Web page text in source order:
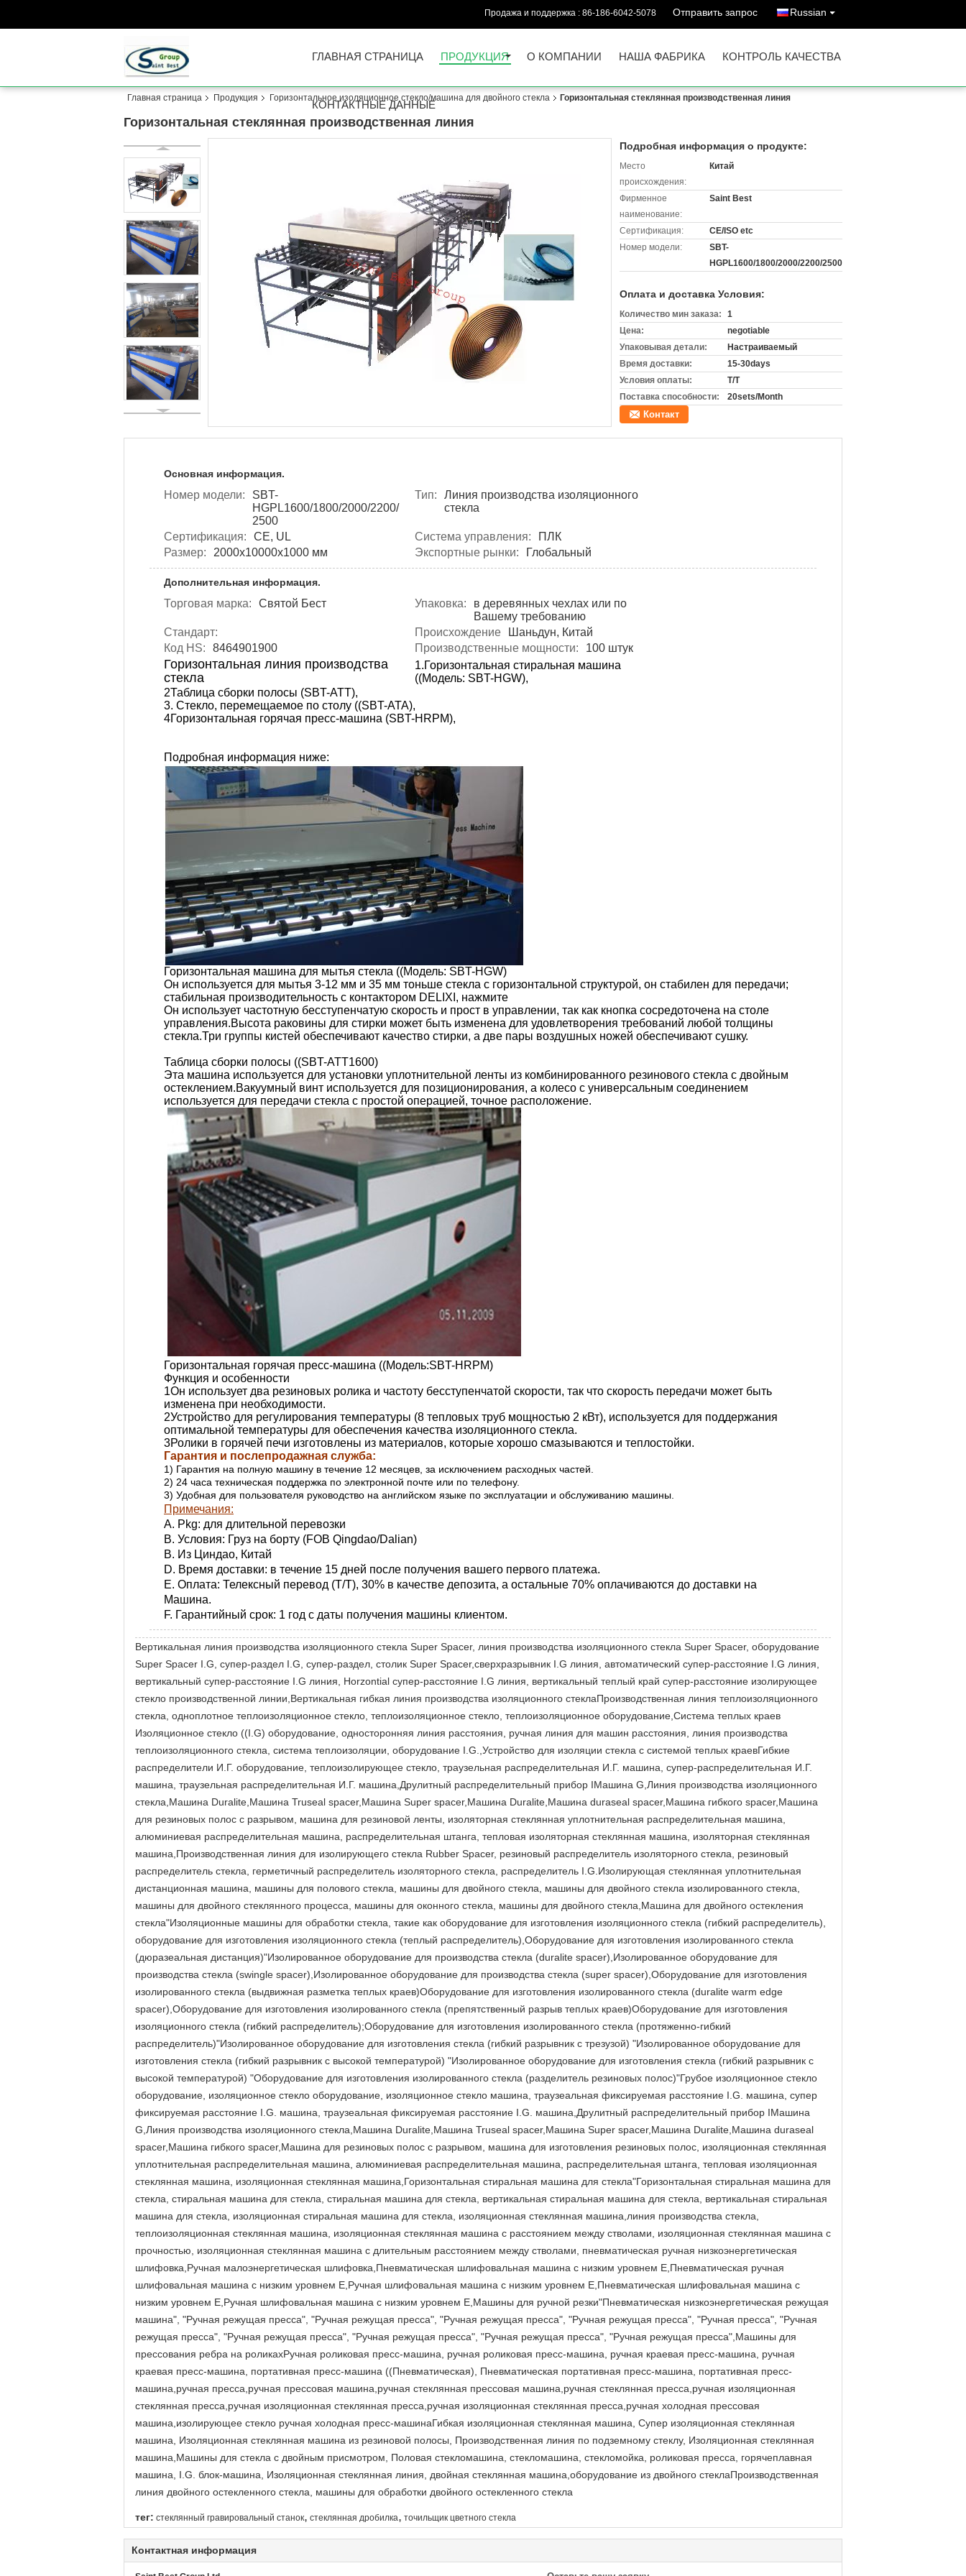
Продажа и поддержка : 86-186-6042-5078 Отправить запрос Russian
ГЛАВНАЯ СТРАНИЦА ПРОДУКЦИЯ О КОМПАНИИ НАША ФАБРИКА КОНТРОЛЬ КАЧЕСТВА
КОНТАКТНЫЕ ДАННЫЕ
Главная страница Продукция Горизонтальное изоляционное стекло/машина для двойного стекла Горизонтальная стеклянная производственная линия
Горизонтальная стеклянная производственная линия
Подробная информация о продукте:
Место
происхождения:
Китай
Фирменное
наименование:
Saint Best
Сертификация:
CE/ISO etc
Номер модели:
SBT-
HGPL1600/1800/2000/2200/2500
Оплата и доставка Условия:
Количество мин заказа:
1
Цена:
negotiable
Упаковывая детали:
Настраиваемый
Время доставки:
15-30days
Условия оплаты:
T/T
Поставка способности:
20sets/Month
Контакт
Основная информация.
Номер модели:
SBT-
HGPL1600/1800/2000/2200/
2500
Тип:
Линия производства изоляционного
стекла
Сертификация: CE, UL Система управления:
ПЛК
Размер:
2000х10000х1000 мм Экспортные рынки: Глобальный
Дополнительная информация.
Торговая марка: Святой Бест Упаковка:
в деревянных чехлах или по
Вашему требованию
Стандарт:
Происхождение
Шаньдун, Китай
Код HS:
8464901900 Производственные мощности: 100 штук
Горизонтальная линия производства
стекла
1.Горизонтальная стиральная машина
((Модель: SBT-HGW),
2Таблица сборки полосы (SBT-ATT),
3. Стекло, перемещаемое по столу ((SBT-ATA),
4Горизонтальная горячая пресс-машина (SBT-HRPM),
Подробная информация ниже:
Горизонтальная машина для мытья стекла ((Модель: SBT-HGW)
Он используется для мытья 3-12 мм и 35 мм тоньше стекла с горизонтальной структурой, он стабилен для передачи;
стабильная производительность с контактором DELIXI, нажмите
Он использует частотную бесступенчатую скорость и прост в управлении, так как кнопка сосредоточена на столе
управления.Высота раковины для стирки может быть изменена для удовлетворения требований любой толщины
стекла.Три группы кистей обеспечивают качество стирки, а две пары воздушных ножей обеспечивают сушку.
Таблица сборки полосы ((SBT-ATT1600)
Эта машина используется для установки уплотнительной ленты из комбинированного резинового стекла с двойным
остеклением.Вакуумный винт используется для позиционирования, а колесо с универсальным соединением
используется для передачи стекла с простой операцией, точное расположение.
Горизонтальная горячая пресс-машина ((Модель:SBT-HRPM)
Функция и особенности
1Он использует два резиновых ролика и частоту бесступенчатой скорости, так что скорость передачи может быть
изменена при необходимости.
2Устройство для регулирования температуры (8 тепловых труб мощностью 2 кВт), используется для поддержания
оптимальной температуры для обеспечения качества изоляционного стекла.
3Ролики в горячей печи изготовлены из материалов, которые хорошо смазываются и теплостойки.
Гарантия и послепродажная служба:
1) Гарантия на полную машину в течение 12 месяцев, за исключением расходных частей.
2) 24 часа техническая поддержка по электронной почте или по телефону.
3) Удобная для пользователя руководство на английском языке по эксплуатации и обслуживанию машины.
Примечания:
A. Pkg: для длительной перевозки
B. Условия: Груз на борту (FOB Qingdao/Dalian)
В. Из Циндао, Китай
D. Время доставки: в течение 15 дней после получения вашего первого платежа.
E. Оплата: Телексный перевод (T/T), 30% в качестве депозита, а остальные 70% оплачиваются до доставки на
Машина.
F. Гарантийный срок: 1 год с даты получения машины клиентом.
Вертикальная линия производства изоляционного стекла Super Spacer, линия производства изоляционного стекла Super Spacer, оборудование
Super Spacer I.G, супер-раздел I.G, супер-раздел, столик Super Spacer,сверхразрывник I.G линия, автоматический супер-расстояние I.G линия,
вертикальный супер-расстояние I.G линия, Horzontial супер-расстояние I.G линия, вертикальный теплый край супер-расстояние изолирующее
стекло производственной линии,Вертикальная гибкая линия производства изоляционного стеклаПроизводственная линия теплоизоляционного
стекла, одноплотное теплоизоляционное стекло, теплоизоляционное стекло, теплоизоляционное оборудование,Система теплых краев
Изоляционное стекло ((I.G) оборудование, односторонняя линия расстояния, ручная линия для машин расстояния, линия производства
теплоизоляционного стекла, система теплоизоляции, оборудование I.G.,Устройство для изоляции стекла с системой теплых краевГибкие
распределители И.Г. оборудование, теплоизолирующее стекло, траузельная распределительная И.Г. машина, супер-распределительная И.Г.
машина, траузельная распределительная И.Г. машина,Друлитный распределительный прибор IМашина G,Линия производства изоляционного
стекла,Машина Duralite,Машина Truseal spacer,Машина Super spacer,Машина Duralite,Машина duraseal spacer,Машина гибкого spacer,Машина
для резиновых полос с разрывом, машина для резиновой ленты, изоляторная стеклянная уплотнительная распределительная машина,
алюминиевая распределительная машина, распределительная штанга, тепловая изоляторная стеклянная машина, изоляторная стеклянная
машина,Производственная линия для изолирующего стекла Rubber Spacer, резиновый распределитель изоляторного стекла, резиновый
распределитель стекла, герметичный распределитель изоляторного стекла, распределитель I.G.Изолирующая стеклянная уплотнительная
дистанционная машина, машины для полового стекла, машины для двойного стекла, машины для двойного стекла изолированного стекла,
машины для двойного стеклянного процесса, машины для оконного стекла, машины для двойного стекла,Машина для двойного остекления
стекла"Изоляционные машины для обработки стекла, такие как оборудование для изготовления изоляционного стекла (гибкий распределитель),
оборудование для изготовления изоляционного стекла (теплый распределитель),Оборудование для изготовления изолированного стекла
(дюразеальная дистанция)"Изолированное оборудование для производства стекла (duralite spacer),Изолированное оборудование для
производства стекла (swingle spacer),Изолированное оборудование для производства стекла (super spacer),Оборудование для изготовления
изолированного стекла (выдвижная разметка теплых краев)Оборудование для изготовления изолированного стекла (duralite warm edge
spacer),Оборудование для изготовления изолированного стекла (препятственный разрыв теплых краев)Оборудование для изготовления
изоляционного стекла (гибкий распределитель);Оборудование для изготовления изолированного стекла (протяженно-гибкий
распределитель)"Изолированное оборудование для изготовления стекла (гибкий разрывник с трезузой) "Изолированное оборудование для
изготовления стекла (гибкий разрывник с высокой температурой) "Изолированное оборудование для изготовления стекла (гибкий разрывник с
высокой температурой) "Оборудование для изготовления изолированного стекла (разделитель резиновых полос)"Грубое изоляционное стекло
оборудование, изоляционное стекло оборудование, изоляционное стекло машина, траузеальная фиксируемая расстояние I.G. машина, супер
фиксируемая расстояние I.G. машина, траузеальная фиксируемая расстояние I.G. машина,Друлитный распределительный прибор IМашина
G,Линия производства изоляционного стекла,Машина Duralite,Машина Truseal spacer,Машина Super spacer,Машина Duralite,Машина duraseal
spacer,Машина гибкого spacer,Машина для резиновых полос с разрывом, машина для изготовления резиновых полос, изоляционная стеклянная
уплотнительная распределительная машина, алюминиевая распределительная машина, распределительная штанга, тепловая изоляционная
стеклянная машина, изоляционная стеклянная машина,Горизонтальная стиральная машина для стекла"Горизонтальная стиральная машина для
стекла, стиральная машина для стекла, стиральная машина для стекла, вертикальная стиральная машина для стекла, вертикальная стиральная
машина для стекла, изоляционная стиральная машина для стекла, изоляционная стеклянная машина,линия производства стекла,
теплоизоляционная стеклянная машина, изоляционная стеклянная машина с расстоянием между стволами, изоляционная стеклянная машина с
прочностью, изоляционная стеклянная машина с длительным расстоянием между стволами, пневматическая ручная низкоэнергетическая
шлифовка,Ручная малоэнергетическая шлифовка,Пневматическая шлифовальная машина с низким уровнем E,Пневматическая ручная
шлифовальная машина с низким уровнем E,Ручная шлифовальная машина с низким уровнем E,Пневматическая шлифовальная машина с
низким уровнем E,Ручная шлифовальная машина с низким уровнем E,Машины для ручной резки"Пневматическая низкоэнергетическая режущая
машина", "Ручная режущая пресса", "Ручная режущая пресса", "Ручная режущая пресса", "Ручная режущая пресса", "Ручная пресса", "Ручная
режущая пресса", "Ручная режущая пресса", "Ручная режущая пресса", "Ручная режущая пресса", "Ручная режущая пресса",Машины для
прессования ребра на роликахРучная роликовая пресс-машина, ручная роликовая пресс-машина, ручная краевая пресс-машина, ручная
краевая пресс-машина, портативная пресс-машина ((Пневматическая), Пневматическая портативная пресс-машина, портативная пресс-
машина,ручная пресса,ручная прессовая машина,ручная стеклянная прессовая машина,ручная стеклянная пресса,ручная изоляционная
стеклянная пресса,ручная изоляционная стеклянная пресса,ручная изоляционная стеклянная пресса,ручная холодная прессовая
машина,изолирующее стекло ручная холодная пресс-машинаГибкая изоляционная стеклянная машина, Супер изоляционная стеклянная
машина, Изоляционная стеклянная машина из резиновой полосы, Производственная линия по подземному стеклу, Изоляционная стеклянная
машина,Машины для стекла с двойным присмотром, Половая стекломашина, стекломашина, стекломойка, роликовая пресса, горячеплавная
машина, I.G. блок-машина, Изоляционная стеклянная линия, двойная стеклянная машина,оборудование из двойного стеклаПроизводственная
линия двойного остекленного стекла, машины для обработки двойного остекленного стекла
тег: стеклянный гравировальный станок, стеклянная дробилка, точильщик цветного стекла
Контактная информация